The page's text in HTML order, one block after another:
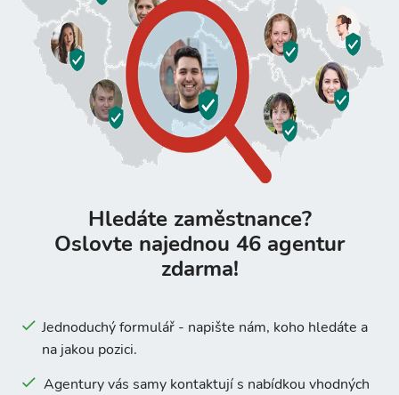
Hledáte zaměstnance?
Oslovte najednou 46 agentur
zdarma!
Jednoduchý formulář - napište nám, koho hledáte a
na jakou pozici.
Agentury vás samy kontaktují s nabídkou vhodných